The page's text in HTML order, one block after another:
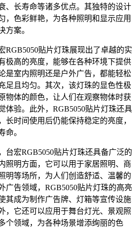
、长寿命等诸多优点。其独特的设计
，色彩鲜艳，为各种照明和显示应用
方案。
RGB5050贴片灯珠展现出了卓越的实
极高的亮度，能够在各种环境下提供
是室内照明还是户外广告，都能轻松
足且均匀。其次，该灯珠的显色性极
物体的颜色，让人们在观察物体时获
体验。此外，RGB5050贴片灯珠还具
长时间使用后仍能保持稳定的亮度，
命。
台宏RGB5050贴片灯珠还具备广泛的
照明方面，它可以用于家居照明、商
明等场所，为人们创造舒适、温馨的
广告领域，RGB5050贴片灯珠的高亮
其成为制作广告牌、灯箱等宣传设施
，它还可以应用于舞台灯光、景观照
个领域，为各种场景增添绚丽的色